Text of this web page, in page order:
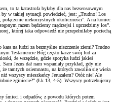
to ta katastrofa byłaby dla nas bezsensownym
by w takiej sytuacji powiedzieć, jest: „Trudno! Los
niekorzystnych okoliczności”. A na koniec
razem będziemy mądrzejsi i uprzedzimy los”.
której taka odpowiedź nie przepełniłaby pociechą
na ludzi za bezmyślne niszczenie ziemi? Trudno
Testamencie Bóg często karze swój lud za
że wszędzie, gdzie spotyka ludzi jakieś
Jezus dał nam wspaniały przykład, gdy nie
tamtych osiemnastu, na których zawaliła się wieża
wszyscy mieszkańcy Jeruzalem? Otóż nie! Ale
zginiecie?” (Łk 13, 4-5). Wszyscy potrzebujemy
śmieci i odpadów, z powodu których potem